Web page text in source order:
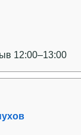
12:00–13:00